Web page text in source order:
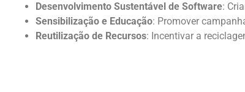
Desenvolvimento Sustentável de Software:
Sensibilização e Educação: Promover
Reutilização de Recursos: Incentivar a